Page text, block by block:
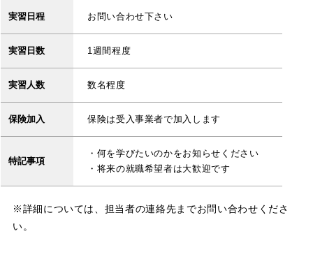
実習日程 お問い合わせ下さい
実習日数 1週間程度
実習人数 数名程度
保険加入 保険は受入事業者で加入します
特記事項
・何を学びたいのかをお知らせください
・将来の就職希望者は大歓迎です
※詳細については、担当者の連絡先までお問い合わせくださ
い。